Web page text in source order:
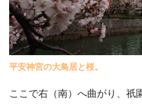
平安神宮の大鳥居と桜。
ここで右（南）へ曲がり、祇